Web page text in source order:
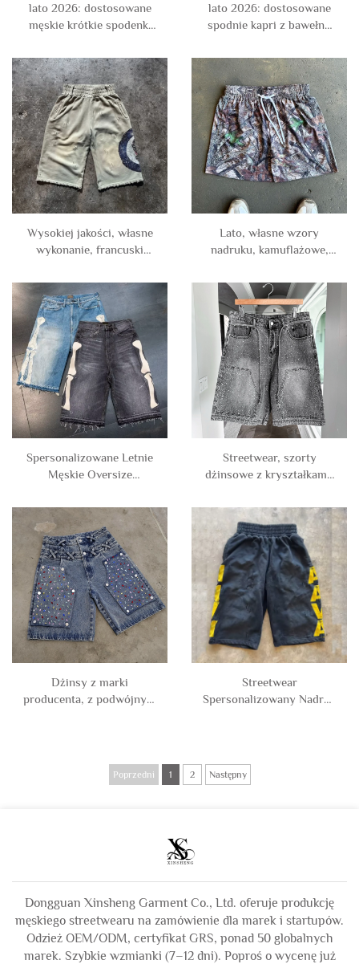
lato 2026: dostosowane
męskie krótkie spodenki
twillu w stylu
kamuflażowym, z efektem
zużycia i przetarcia na
kolanach
lato 2026: dostosowane
spodnie kapri z bawełny
kamieniowania, wykonane
metodą odwrotnego
szycia z nadrukiem, oraz
krótkie spodenki
treningowe dla mężczyzn
Wysokiej jakości, własne
wykonanie, francuski
kamienne kwasowe pranie,
podarte, przestronne,
wytarte, dresowe
joggerskie szorty męskie
Lato, własne wzory
nadruku, kamuflażowe,
siatkowe szorty
poliestrowe dla mężczyzn
Spersonalizowane Letnie
Męskie Oversize
Vintage Pranie Kolano
Długość Jorts Strukturalne
Denim Dżinsy Haftowane
Szorty dla Mężczyzn
Streetwear, szorty
dżinsowe z kryształkami,
nadrukiem całego pola,
typu cargo, jorts dla
mężczyzn
Dżinsy z marki
producenta, z podwójnym
dżinsowe szorty męskie
typu jorts
Streetwear
Spersonalizowany Nadruk
Sportowe dla Mężczyzn
Poprzedni 1 2 Następny
Dongguan Xinsheng Garment Co., Ltd. oferuje produkcję
męskiego streetwearu na zamówienie dla marek i startupów.
Odzież OEM/ODM, certyfikat GRS, ponad 50 globalnych
marek. Szybkie wzmianki (7–12 dni). Poproś o wycenę już